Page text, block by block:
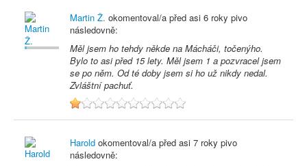
Martin Ž. okomentoval/a před asi 6 roky pivo
následovně:
Měl jsem ho tehdy někde na Mácháči, točenýho.
Bylo to asi před 15 lety. Měl jsem 1 a pozvracel jsem
se po něm. Od té doby jsem si ho už nikdy nedal.
Zvláštní pachuť.
1
Harold okomentoval/a před asi 7 roky pivo
následovně: